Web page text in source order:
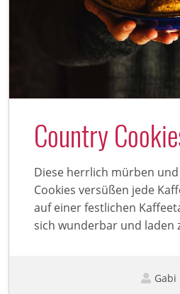
Country
Diese herrlich mürben
Cookies versüßen jede
auf einer festlichen
sich wunderbar und laden
Gabi